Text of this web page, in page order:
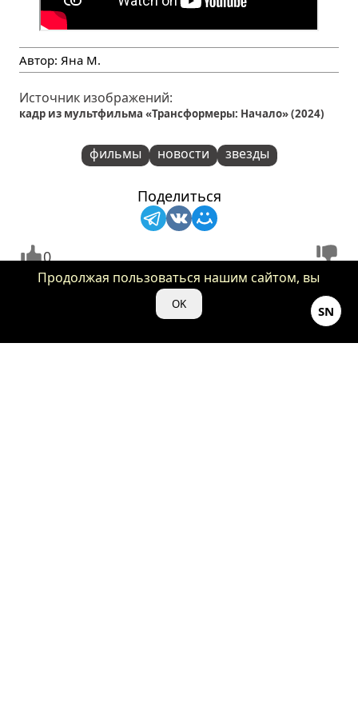
Автор: Яна М.
Источник изображений:
кадр из мультфильма «Трансформеры: Начало» (2024)
фильмы новости звезды
Поделиться
0
Вам может понравиться:
SN
Продолжая пользоваться нашим сайтом, вы
даете нам свое согласие на использование
файлов cookie для аналитики и рекламы.
OK